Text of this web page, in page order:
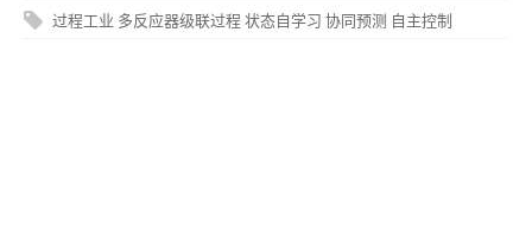
过程工业 多反应器级联过程状态自学习 协同预测 自主控制